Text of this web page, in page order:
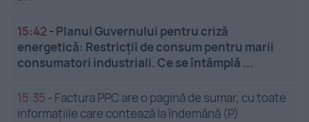
15:42 - Planul Guvernului pentru criză
energetică: Restricții de consum pentru marii
consumatori industriali. Ce se întâmplă ...
15:35 - Factura PPC are o pagină de sumar, cu toate
informațiile care contează la îndemână (P)